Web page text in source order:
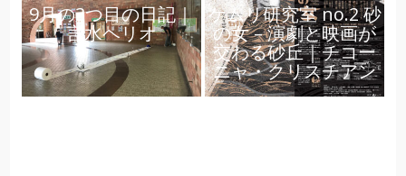
9月の3つ目の日記｜
言水ヘリオ
ケムリ研究室 no.2 砂
の女 – 演劇と映画が
交わる砂丘｜チコー
ニャ・クリスチアン